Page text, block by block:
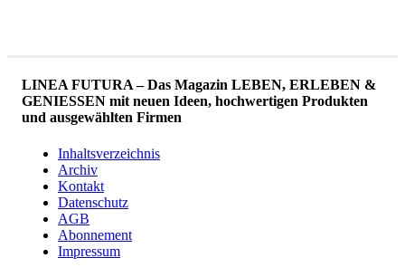
LINEA FUTURA – Das Magazin LEBEN, ERLEBEN &
GENIESSEN mit neuen Ideen, hochwertigen Produkten
und ausgewählten Firmen
Inhaltsverzeichnis
Archiv
Kontakt
Datenschutz
AGB
Abonnement
Impressum